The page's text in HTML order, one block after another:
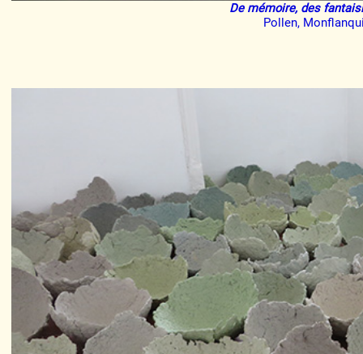
De mémoire, des
Pollen,